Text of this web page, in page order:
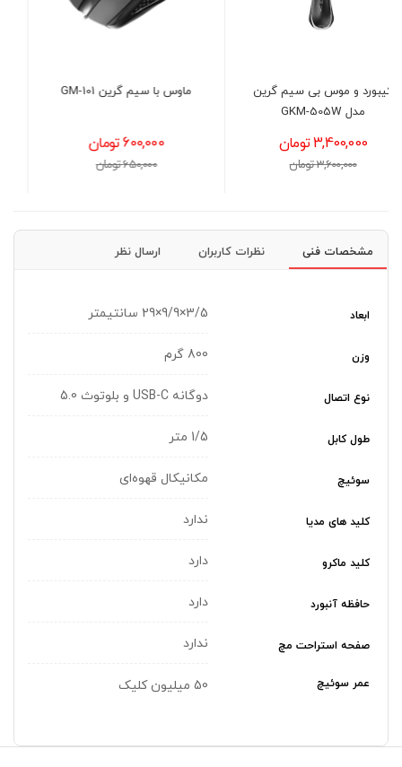
ماوس با سیم گرین GM-101
600,000 تومان
650,000 تومان
پد ماوس گرین مدل
890,000 تومان
1,050,000 تومان
مشخصات فنی نظرات کاربران ارسال نظر
ابعاد 3/5×9/9×29 سانتیمتر
وزن 800 گرم
نوع اتصال دوگانه USB-C و بلوتوث 5.0
طول کابل 1/5 متر
سوئیچ مکانیکال قهوه‌ای
کلید های مدیا ندارد
کلید ماکرو دارد
حافظه آنبورد دارد
صفحه استراحت مچ ندارد
عمر سوئیچ 50 میلیون کلیک